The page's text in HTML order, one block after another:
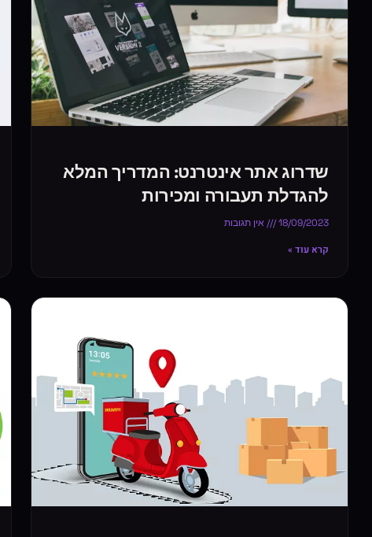
שדרוג אתר אינטרנט: המדריך המלא
להגדלת תעבורה ומכירות
18/09/2023 אין תגובות
קרא עוד »